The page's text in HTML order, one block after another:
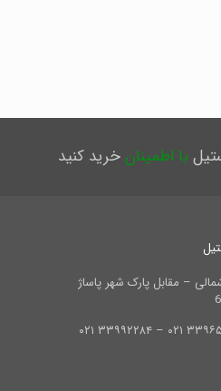
با اطمینانخرید کنید
– مقابل پارک شهر پاساژ